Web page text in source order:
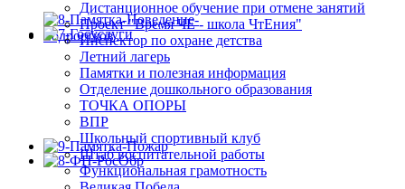
Дистанционное обучение при отмене занятий
Проект "Время ЧЕ - школа ЧтЕния"
Инспектор по охране детства
Летний лагерь
Памятки и полезная информация
Отделение дошкольного образования
ТОЧКА ОПОРЫ
ВПР
Школьный спортивный клуб
Штаб воспитательной работы
Функциональная грамотность